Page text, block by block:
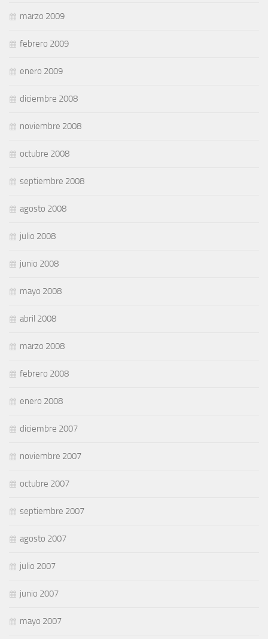
marzo 2009
febrero 2009
enero 2009
diciembre 2008
noviembre 2008
octubre 2008
septiembre 2008
agosto 2008
julio 2008
junio 2008
mayo 2008
abril 2008
marzo 2008
febrero 2008
enero 2008
diciembre 2007
noviembre 2007
octubre 2007
septiembre 2007
agosto 2007
julio 2007
junio 2007
mayo 2007